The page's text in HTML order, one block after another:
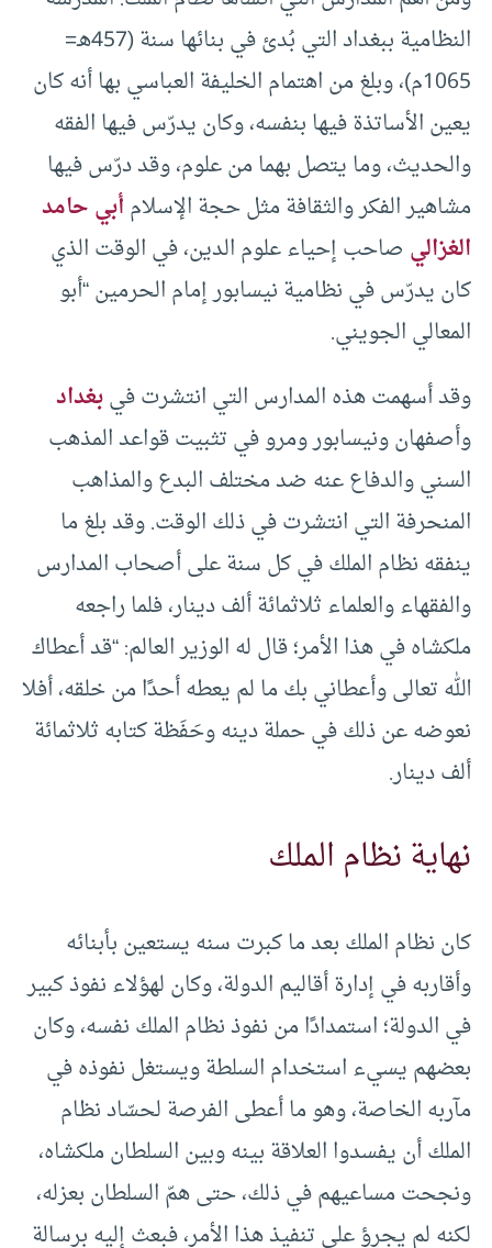
النظامية ببغداد التي بُدئ في بنائها سنة (457هـ=
1065م)، وبلغ من اهتمام الخليفة العباسي بها أنه كان
يعين الأساتذة فيها بنفسه، وكان يدرّس فيها الفقه
والحديث، وما يتصل بهما من علوم، وقد درّس فيها
مشاهير الفكر والثقافة مثل حجة الإسلامأبي حامد
الغزالي صاحب إحياء علوم الدين، في الوقت الذي
كان يدرّس في نظامية نيسابور إمام الحرمين “أبو
المعالي الجويني.
وقد أسهمت هذه المدارس التي انتشرت فيبغداد
وأصفهان ونيسابور ومرو في تثبيت قواعد المذهب
السني والدفاع عنه ضد مختلف البدع والمذاهب
المنحرفة التي انتشرت في ذلك الوقت. وقد بلغ ما
ينفقه نظام الملك في كل سنة على أصحاب المدارس
والفقهاء والعلماء ثلاثمائة ألف دينار، فلما راجعه
ملكشاه في هذا الأمر؛ قال له الوزير العالم: “قد أعطاك
الله تعالى وأعطاني بك ما لم يعطه أحدًا من خلقه، أفلا
نعوضه عن ذلك في حملة دينه وحَفَظة كتابه ثلاثمائة
ألف دينار.
نهاية نظام الملك
كان نظام الملك بعد ما كبرت سنه يستعين بأبنائه
وأقاربه في إدارة أقاليم الدولة، وكان لهؤلاء نفوذ كبير
في الدولة؛ استمدادًا من نفوذ نظام الملك نفسه، وكان
بعضهم يسيء استخدام السلطة ويستغل نفوذه في
مآربه الخاصة، وهو ما أعطى الفرصة لحسّاد نظام
الملك أن يفسدوا العلاقة بينه وبين السلطان ملكشاه،
ونجحت مساعيهم في ذلك، حتى همّ السلطان بعزله،
لكنه لم يجرؤ على تنفيذ هذا الأمر، فبعث إليه برسالة